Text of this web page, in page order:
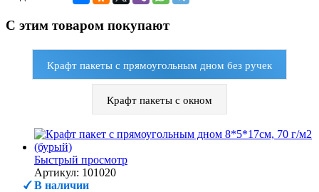
С этим товаром покупают
Крафт пакеты с прямоугольным дном без ручек
Крафт пакеты с окном
Быстрый просмотр
Артикул: 101020
В наличии